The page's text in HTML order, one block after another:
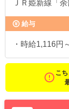
ＪＲ姫新線「
給与
・時給1,116円
こ